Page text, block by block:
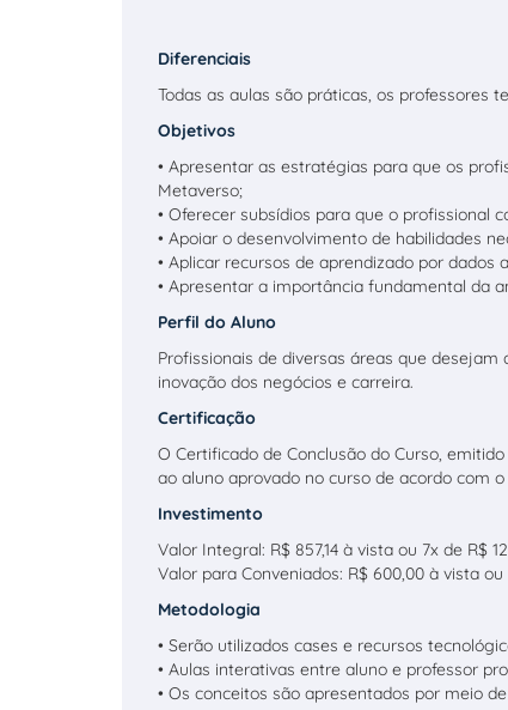
Diferenciais
Todas as aulas são práticas, os professores
Objetivos
• Apresentar as estratégias para que os
Metaverso;
• Oferecer subsídios para que o profissional
• Apoiar o desenvolvimento de habilidades
• Aplicar recursos de aprendizado por
• Apresentar a importância fundamental da
Perfil do Aluno
Profissionais de diversas áreas que
inovação dos negócios e carreira.
Certificação
O Certificado de Conclusão do Curso,
ao aluno aprovado no curso de acordo com
Investimento
Valor Integral: R$ 857,14 à vista ou 7x de R$
Valor para Conveniados: R$ 600,00 à vista
Metodologia
• Serão utilizados cases e recursos
• Aulas interativas entre aluno e professor
• Os conceitos são apresentados por meio